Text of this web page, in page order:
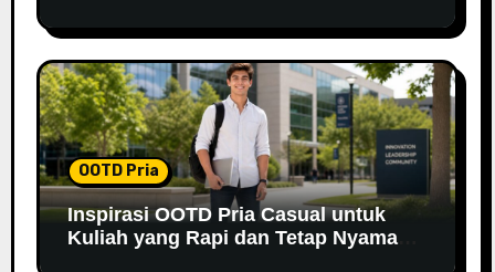
OOTD Pria
Inspirasi OOTD Pria Casual untuk
Kuliah yang Rapi dan Tetap Nyaman